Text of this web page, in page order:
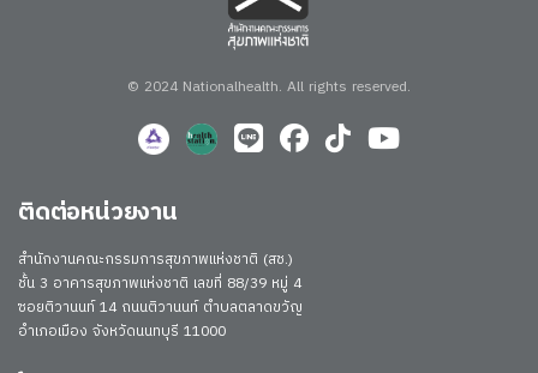
© 2024 Nationalhealth. All rights reserved.
ติดต่อหน่วยงาน
สำนักงานคณะกรรมการสุขภาพแห่งชาติ (สช.)
ชั้น 3 อาคารสุขภาพแห่งชาติ เลขที่ 88/39 หมู่ 4
ซอยติวานนท์ 14 ถนนติวานนท์ ตำบลตลาดขวัญ
อำเภอเมือง จังหวัดนนทบุรี 11000